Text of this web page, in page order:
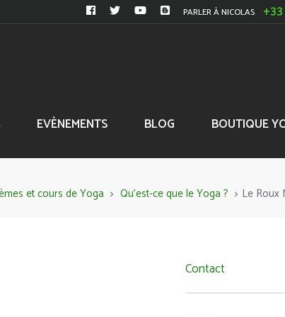
PARLER À NICOLAS
EVÈNEMENTS BLOG BOUTIQUE
et cours de Yoga > Qu'est-ce que le Yoga ? > Le Roux
Contact